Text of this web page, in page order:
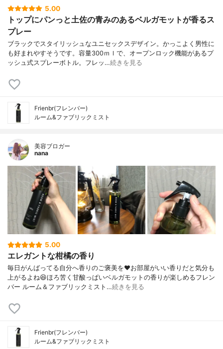
5.00
トップにパンっと土佐の青みのあるベルガモットが香るス
プレー
ブラックでスタイリッシュなユニセックスデザイン。かっこよく男性に
も好まれやすそうです。容量300ｍｌで、オープンロック機能があるプ
ッシュ式スプレーボトル。フレッ…続きを見る
Frienbr(フレンバー)
ルーム&ファブリックミスト
美容ブロガー
nana
5.00
エレガントな柑橘の香り
毎日がんばってる自分へ香りのご褒美を❤お部屋がいい香りだと気分も
上がるよね😆ほろ苦く甘酸っぱいベルガモットの香りが楽しめるフレン
バー ルーム＆ファブリックミスト…続きを見る
Frienbr(フレンバー)
ルーム&ファブリックミスト